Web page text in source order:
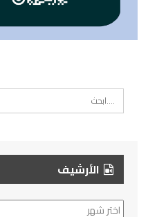
الأرشيف
الأرشيف